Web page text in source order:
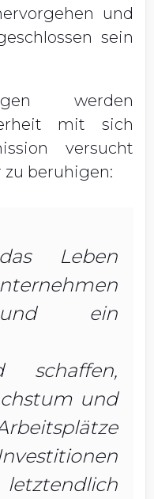
und
sein
werden
mit sich
versucht
zu beruhigen:
Leben
und ein
schaffen,
und